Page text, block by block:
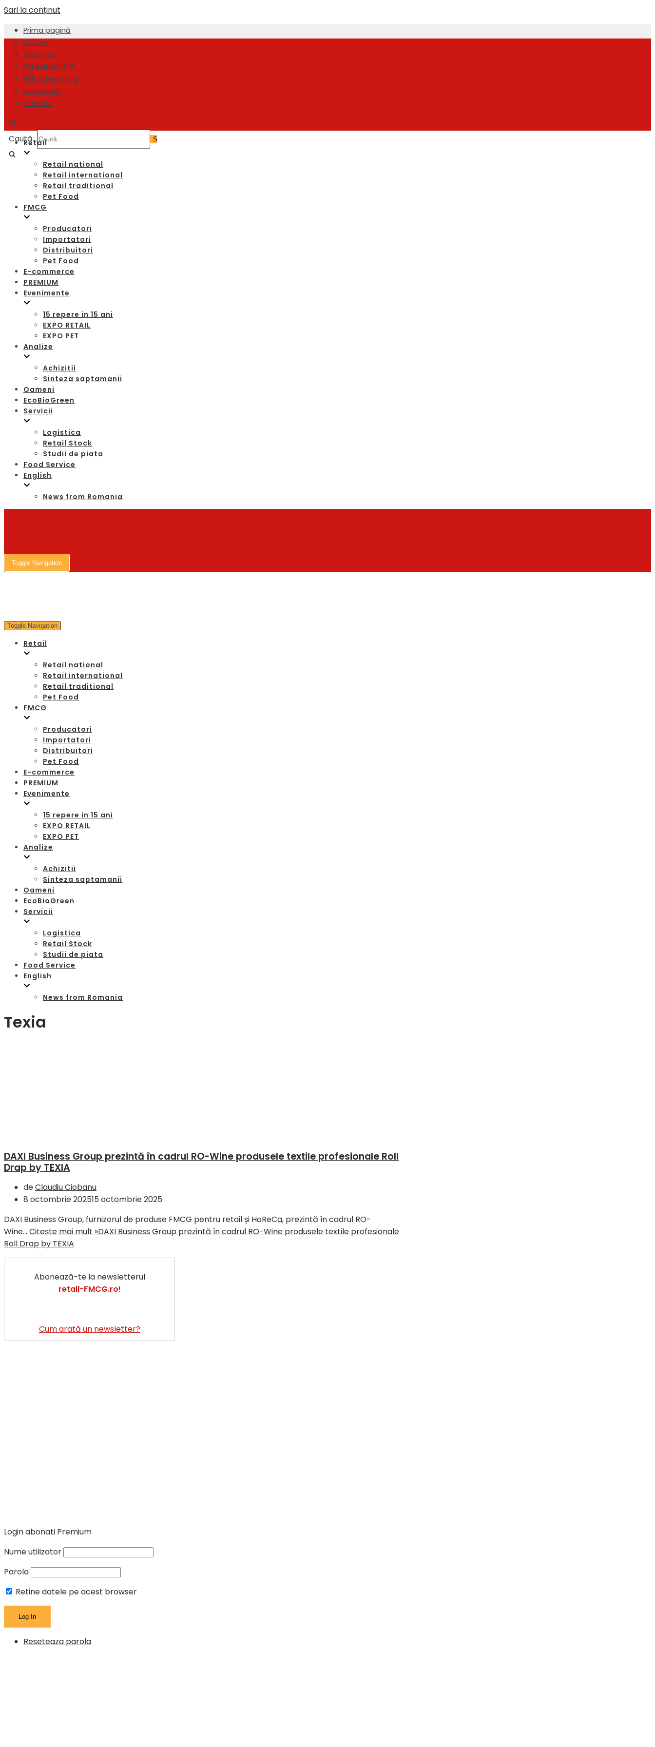
Sari la conținut
Prima pagină
Despre
About us
Publicitate B2B
B2B Advertising
Newsletter
Contact
Caută...
Retail
Retail national
Retail international
Retail traditional
Pet Food
FMCG
Producatori
Importatori
Distribuitori
Pet Food
E-commerce
PREMIUM
Evenimente
15 repere in 15 ani
EXPO RETAIL
EXPO PET
Analize
Achizitii
Sinteza saptamanii
Oameni
EcoBioGreen
Servicii
Logistica
Retail Stock
Studii de piata
Food Service
English
News from Romania
Toggle Navigation
Toggle Navigation
Retail
Retail national
Retail international
Retail traditional
Pet Food
FMCG
Producatori
Importatori
Distribuitori
Pet Food
E-commerce
PREMIUM
Evenimente
15 repere in 15 ani
EXPO RETAIL
EXPO PET
Analize
Achizitii
Sinteza saptamanii
Oameni
EcoBioGreen
Servicii
Logistica
Retail Stock
Studii de piata
Food Service
English
News from Romania
Texia
DAXI Business Group prezintă în cadrul RO-Wine produsele textile profesionale Roll
Drap by TEXIA
deClaudiu Ciobanu
8 octombrie 202515 octombrie 2025
DAXI Business Group, furnizorul de produse FMCG pentru retail și HoReCa, prezintă în cadrul RO-
Wine… Citește mai mult »DAXI Business Group prezintă în cadrul RO-Wine produsele textile profesionale
Roll Drap by TEXIA
Abonează-te la newsletterul
retail-FMCG.ro!
Cum arată un newsletter?
Login abonati Premium
Nume utilizator
Parola
Retine datele pe acest browser
Reseteaza parola